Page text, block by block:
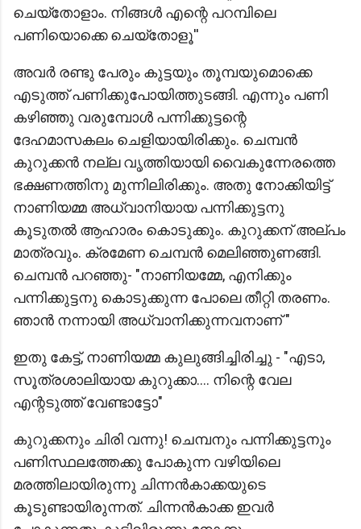
ചെയ്തോളാം. നിങ്ങൾ എന്റെ പറമ്പിലെ
പണിയൊക്കെ ചെയ്തോളൂ''
അവർ രണ്ടു പേരും കുട്ടയും തൂമ്പയുമൊക്കെ
എടുത്ത് പണിക്കുപോയിത്തുടങ്ങി. എന്നും പണി
കഴിഞ്ഞു വരുമ്പോൾ പന്നിക്കുട്ടന്റെ
ദേഹമാസകലം ചെളിയായിരിക്കും. ചെമ്പൻ
കുറുക്കൻ നല്ല വൃത്തിയായി വൈകുന്നേരത്തെ
ഭക്ഷണത്തിനു മുന്നിലിരിക്കും. അതു നോക്കിയിട്ട്
നാണിയമ്മ അധ്വാനിയായ പന്നിക്കുട്ടനു
കൂടുതൽ ആഹാരം കൊടുക്കും. കുറുക്കന് അല്പം
മാത്രവും. ക്രമേണ ചെമ്പൻ മെലിഞ്ഞുണങ്ങി.
ചെമ്പൻ പറഞ്ഞു- "നാണിയമ്മേ, എനിക്കും
പന്നിക്കുട്ടനു കൊടുക്കുന്ന പോലെ തീറ്റി തരണം.
ഞാൻ നന്നായി അധ്വാനിക്കുന്നവനാണ് "
ഇതു കേട്ട്, നാണിയമ്മ കുലുങ്ങിച്ചിരിച്ചു - "എടാ,
സൂത്രശാലിയായ കുറുക്കാ.... നിന്റെ വേല
എന്റടുത്ത് വേണ്ടാട്ടോ"
കുറുക്കനും ചിരി വന്നു! ചെമ്പനും പന്നിക്കുട്ടനും
പണിസ്ഥലത്തേക്കു പോകുന്ന വഴിയിലെ
മരത്തിലായിരുന്നു ചിന്നൻകാക്കയുടെ
കൂടുണ്ടായിരുന്നത്. ചിന്നൻകാക്ക ഇവർ